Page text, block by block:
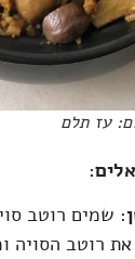
עז תלם
: שמים רוטב
רוטב הסויה